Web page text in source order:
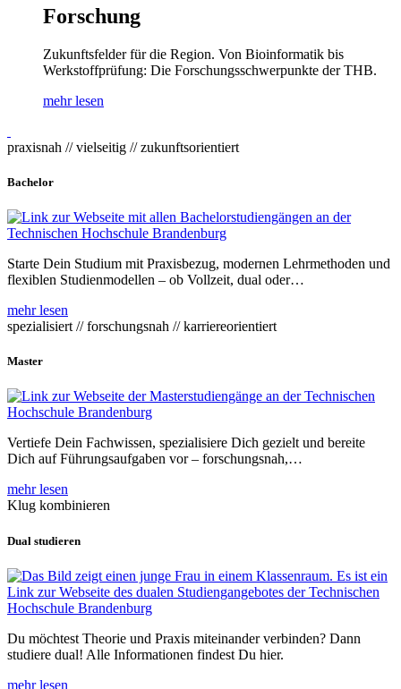
Forschung
Zukunftsfelder für die Region. Von Bioinformatik bis
Werkstoffprüfung: Die Forschungsschwerpunkte der THB.
mehr lesen
praxisnah // vielseitig // zukunftsorientiert
Bachelor
Starte Dein Studium mit Praxisbezug, modernen Lehrmethoden und
flexiblen Studienmodellen – ob Vollzeit, dual oder…
mehr lesen
spezialisiert // forschungsnah // karriereorientiert
Master
Vertiefe Dein Fachwissen, spezialisiere Dich gezielt und bereite
Dich auf Führungsaufgaben vor – forschungsnah,…
mehr lesen
Klug kombinieren
Dual studieren
Du möchtest Theorie und Praxis miteinander verbinden? Dann
studiere dual! Alle Informationen findest Du hier.
mehr lesen